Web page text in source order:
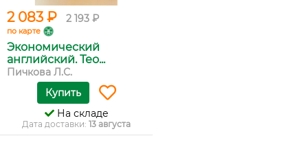
2 083 ₽ 2 193 ₽
по карте
Экономический
английский. Тео...
Пичкова Л.С.
Купить
На складе
Дата доставки: 13 августа